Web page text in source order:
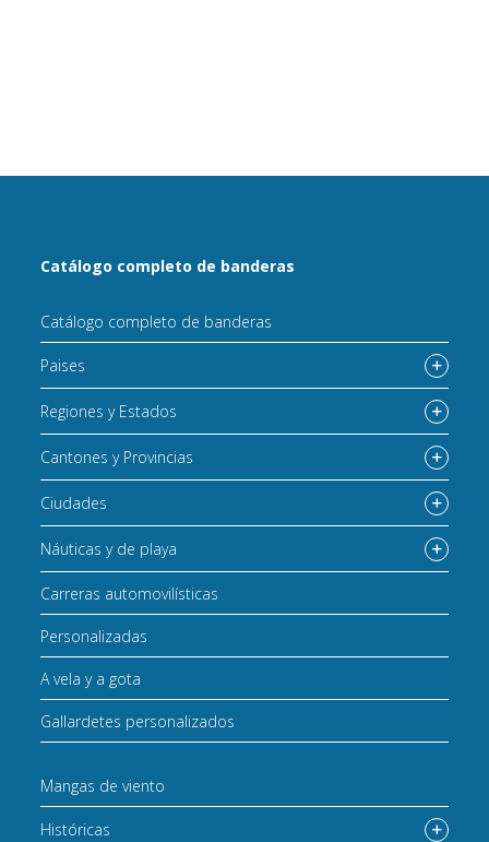
Catálogo completo de banderas
Catálogo completo de banderas
Paises
Regiones y Estados
Cantones y Provincias
Ciudades
Náuticas y de playa
Carreras automovilísticas
Personalizadas
A vela y a gota
Gallardetes personalizados
Mangas de viento
Históricas